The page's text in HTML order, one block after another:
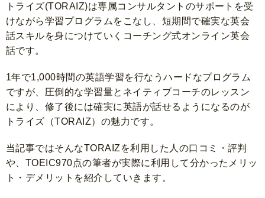
トライズ(TORAIZ)は専属コンサルタントのサポートを受
けながら学習プログラムをこなし、短期間で確実な英会
話スキルを身につけていくコーチング式オンライン英会
話です。
1年で1,000時間の英語学習を行なうハードなプログラム
ですが、圧倒的な学習量とネイティブコーチのレッスン
により、修了後には確実に英語が話せるようになるのが
トライズ（TORAIZ）の魅力です。
当記事ではそんなTORAIZを利用した人の口コミ・評判
や、TOEIC970点の筆者が実際に利用して分かったメリッ
ト・デメリットを紹介していきます。